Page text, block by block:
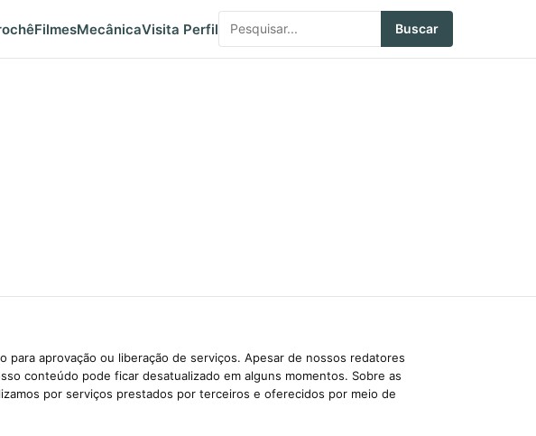
FilmesMecânicaVisita Perfil Buscar
aprovação ou liberação de serviços. Apesar de nossos redatores
conteúdo pode ficar desatualizado em alguns momentos. Sobre as
por serviços prestados por terceiros e oferecidos por meio de